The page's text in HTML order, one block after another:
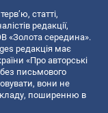
статті,
редакції,
«Золота середина».
редакція має
«Про авторські
письмового
вони не
поширенню в